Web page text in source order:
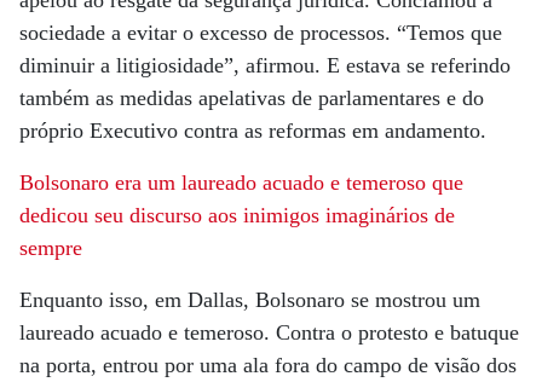
sociedade a evitar o excesso de processos. “Temos que
diminuir a litigiosidade”, afirmou. E estava se referindo
também as medidas apelativas de parlamentares e do
próprio Executivo contra as reformas em andamento.
Bolsonaro era um laureado acuado e temeroso que
dedicou seu discurso aos inimigos imaginários de
sempre
Enquanto isso, em Dallas, Bolsonaro se mostrou um
laureado acuado e temeroso. Contra o protesto e batuque
na porta, entrou por uma ala fora do campo de visão dos